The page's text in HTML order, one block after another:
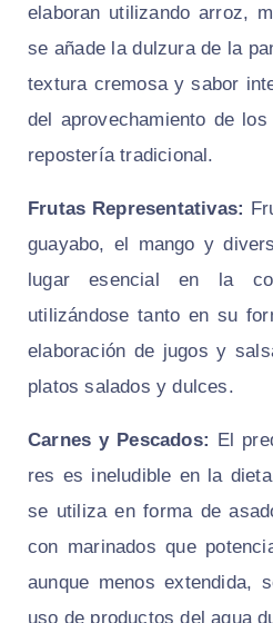
elaboran utilizando arroz,
se añade la dulzura de la
textura cremosa y sabor
del aprovechamiento de
repostería tradicional.
Frutas Representativas:
guayabo, el mango y
lugar esencial en la
utilizándose tanto en su
elaboración de jugos y
platos salados y dulces.
Carnes y Pescados: El
res es ineludible en la
se utiliza en forma de
con marinados que
aunque menos extendida,
uso de productos del agua